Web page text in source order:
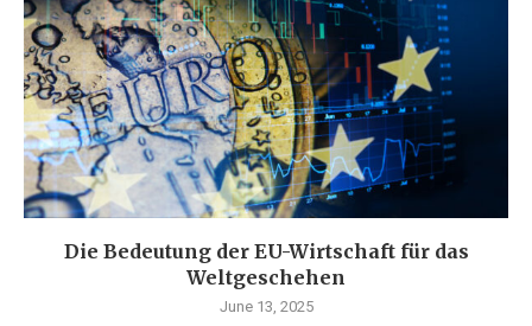
Die Bedeutung der EU-Wirtschaft für das
Weltgeschehen
June 13, 2025